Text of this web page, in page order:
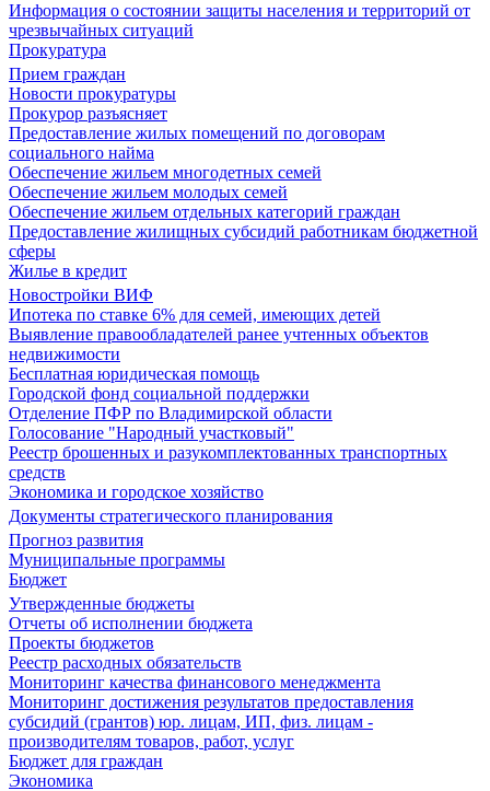
Информация о состоянии защиты населения и территорий от
чрезвычайных ситуаций
Прокуратура
Прием граждан
Новости прокуратуры
Прокурор разъясняет
Предоставление жилых помещений по договорам
социального найма
Обеспечение жильем многодетных семей
Обеспечение жильем молодых семей
Обеспечение жильем отдельных категорий граждан
Предоставление жилищных субсидий работникам бюджетной
сферы
Жилье в кредит
Новостройки ВИФ
Ипотека по ставке 6% для семей, имеющих детей
Выявление правообладателей ранее учтенных объектов
недвижимости
Бесплатная юридическая помощь
Городской фонд социальной поддержки
Отделение ПФР по Владимирской области
Голосование "Народный участковый"
Реестр брошенных и разукомплектованных транспортных
средств
Экономика и городское хозяйство
Документы стратегического планирования
Прогноз развития
Муниципальные программы
Бюджет
Утвержденные бюджеты
Отчеты об исполнении бюджета
Проекты бюджетов
Реестр расходных обязательств
Мониторинг качества финансового менеджмента
Мониторинг достижения результатов предоставления
субсидий (грантов) юр. лицам, ИП, физ. лицам -
производителям товаров, работ, услуг
Бюджет для граждан
Экономика